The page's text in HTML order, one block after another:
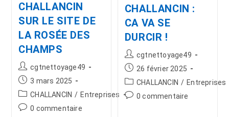
CHALLANCIN
SUR LE SITE DE
LA ROSÉE DES
CHAMPS
cgtnettoyage49
3 mars 2025
CHALLANCIN / Entreprises
0 commentaire
CHALLANCIN :
CA VA SE
DURCIR !
cgtnettoyage49
26 février 2025
CHALLANCIN / Entreprises
0 commentaire